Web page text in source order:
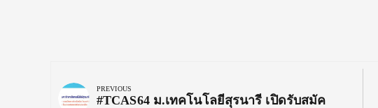
navigation
PREVIOUS
Previous
#TCAS64 ม.เทคโนโลยีสุรนารี เปิดรับสมัค